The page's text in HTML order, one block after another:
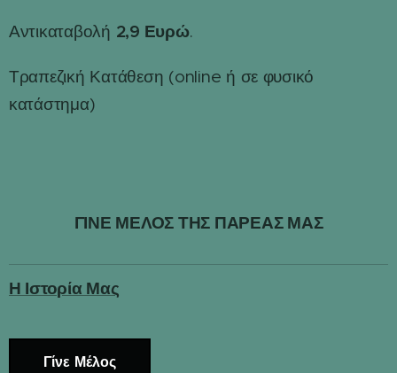
Αντικαταβολή 2,9 Ευρώ.
Τραπεζική Κατάθεση (online ή σε φυσικό
κατάστημα)
ΓΙΝΕ ΜΕΛΟΣ ΤΗΣ ΠΑΡΕΑΣ ΜΑΣ
Η Ιστορία Μας
Γίνε Μέλος